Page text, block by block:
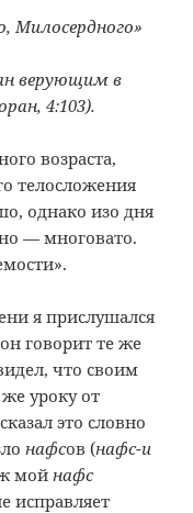
Милосердного»
верующим в
4:103).
возраста,
телосложения
однако изо дня
— многовато.
я прислушался
говорит те же
что своим
уроку от
это словно
нафсов (нафс-и
мой нафс
исправляет